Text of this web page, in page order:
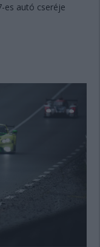
es autó cseréje